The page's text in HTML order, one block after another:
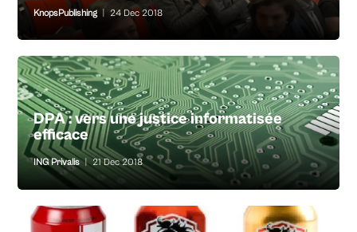
KnopsPublishing 24 Dec 2018
DPA : vers une justice informatisée
efficace
ING Privalis | 21 Dec 2018